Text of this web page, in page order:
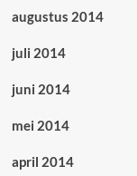
augustus 2014
juli 2014
juni 2014
mei 2014
april 2014